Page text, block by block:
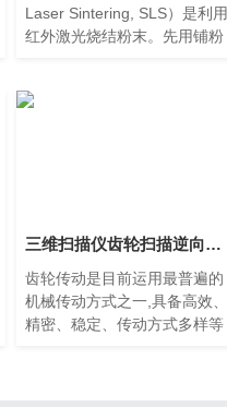
Laser Sintering, SLS）是利用
红外激光烧结粉末。先用铺粉
至恰好低于该粉末烧结点的某
三维扫描仪齿轮扫描逆向应东莞莞城用
齿轮传动是目前运用最普遍的
机械传动方式之一,具备高效、
精密、稳定、传动方式多样等